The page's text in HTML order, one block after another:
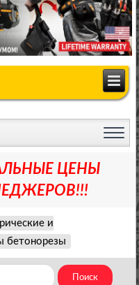
ЦЕНЫ
и
бетонорезы